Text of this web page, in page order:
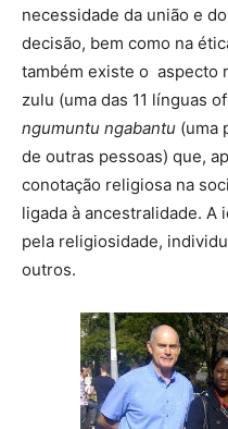
necessidade da união e
decisão, bem como na
também existe o aspecto
zulu (uma das 11 línguas
ngumuntu ngabantu (uma
de outras pessoas) que,
conotação religiosa na
ligada à ancestralidade.
pela religiosidade,
outros.